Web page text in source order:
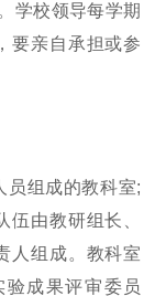
学校领导每学期
要亲自承担或参
员组成的教科室;
由教研组长、
人组成。教科室
成果评审委员